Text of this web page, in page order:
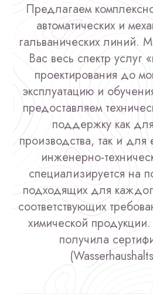
Предлагаем
автоматических и
гальванических линий.
Вас весь спектр
проектирования до
эксплуатацию и
предоставляем
поддержку как
производства, так и
инженерно-
специализируется на
подходящих для
соответствующих
химической
получила